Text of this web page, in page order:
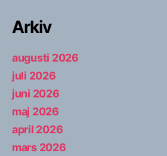
Arkiv
augusti 2026
juli 2026
juni 2026
maj 2026
april 2026
mars 2026